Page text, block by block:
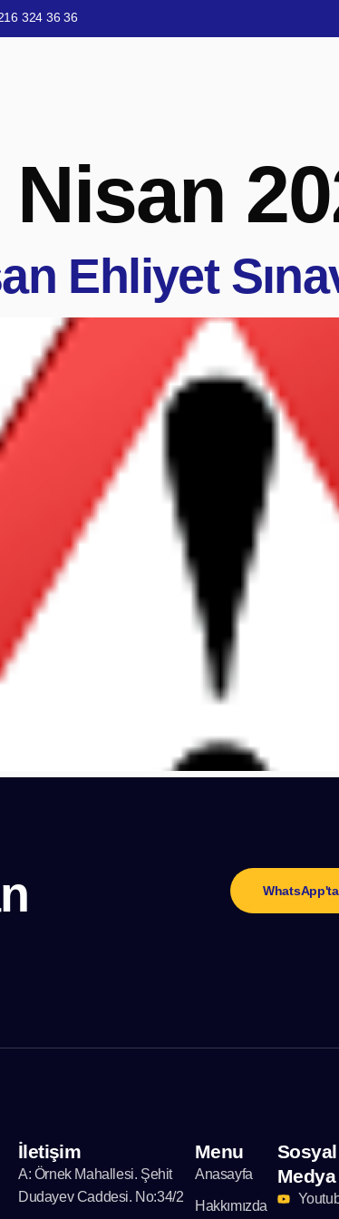
324 36 36
Nisan
Ehliyet
İletişim
A: Örnek Mahallesi. Şehit
Dudayev Caddesi. No:34/2
Menu
Anasayfa
Hakkımızda
Sosyal
Medya